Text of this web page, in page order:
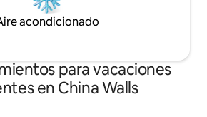
acondicionado
para vacaciones
en China Walls